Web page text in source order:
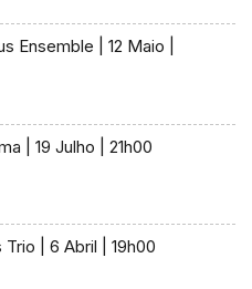
Ensemble | 12 Maio |
| 19 Julho | 21h00
Trio | 6 Abril | 19h00